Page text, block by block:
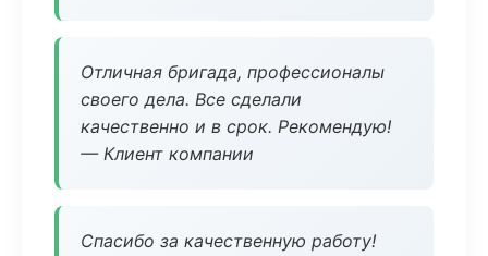
Отличная бригада, профессионалы
своего дела. Все сделали
качественно и в срок. Рекомендую!
— Клиент компании
Спасибо за качественную работу!